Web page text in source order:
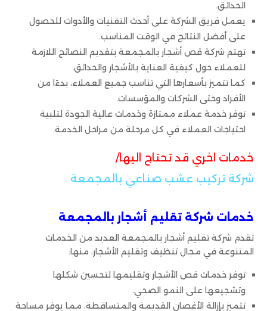
الحدائق.
يعمل فريق الشركة على أحدث التقنيات والأدوات للحصول
على أفضل النتائج في الوقت المناسب.
تهتم شركة قص أشجار بالمجمعة بتقديم النصائح اللازمة
للعملاء حول كيفية العناية بالأشجار والحدائق.
كما تتميز بأسعارها التي تناسب جميع العملاء، بدءًا من
الأفراد وحتى الشركات والمؤسسات.
توفر خدمة عملاء ممتازة وخدمات عالية الجودة لتلبية
احتياجات العملاء في كل مرحلة من مراحل الخدمة.
خدمات اخري قد تحتاج اليها/
شركة تركيب عشب صناعي بالمجمعة
خدمات شركة تقليم أشجار بالمجمعة
تقدم شركة تقليم أشجار بالمجمعة العديد من الخدمات
المتنوعة في مجال تنظيف وتقليم الأشجار، منها:
توفر خدمات قص الأشجار وتقليمها لتحسين شكلها
وتشجيعها على النمو الصحي.
تتميز بإزالة الأغصان القديمة والمتساقطة، مما يوفر مساحة